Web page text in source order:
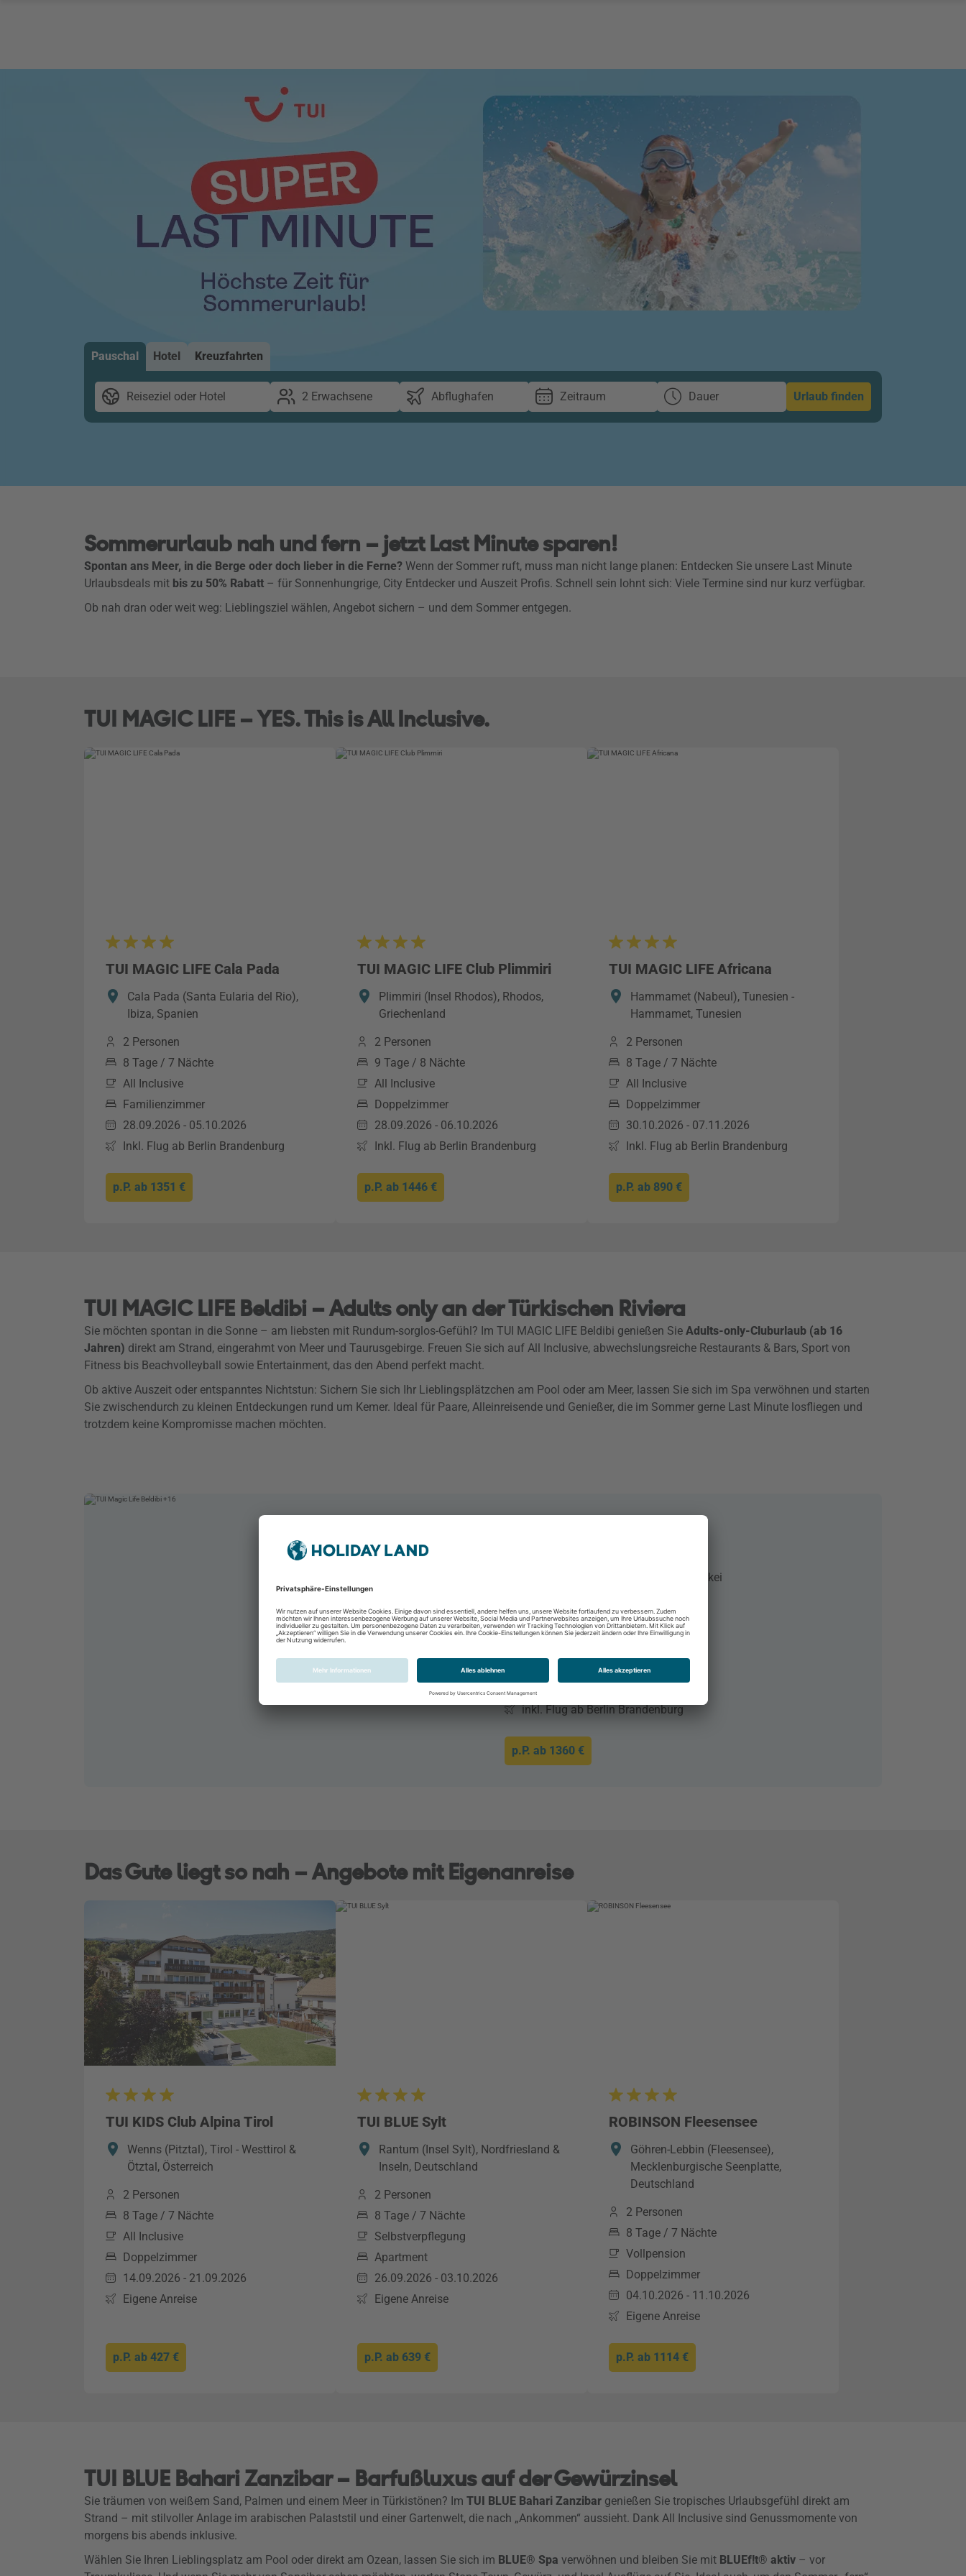
Pauschal Hotel Kreuzfahrten
Reiseziel oder Hotel 2 Erwachsene Abflughafen Zeitraum Dauer Urlaub finden
Sommerurlaub nah und fern – jetzt Last Minute sparen!
Spontan ans Meer, in die Berge oder doch lieber in die Ferne? Wenn der Sommer ruft, muss man nicht lange planen: Entdecken Sie unsere Last Minute
Urlaubsdeals mit bis zu 50% Rabatt – für Sonnenhungrige, City Entdecker und Auszeit Profis. Schnell sein lohnt sich: Viele Termine sind nur kurz verfügbar.
Ob nah dran oder weit weg: Lieblingsziel wählen, Angebot sichern – und dem Sommer entgegen.
TUI MAGIC LIFE – YES. This is All Inclusive.
TUI MAGIC LIFE Cala Pada
Cala Pada (Santa Eularia del Rio),
Ibiza, Spanien
2 Personen
8 Tage / 7 Nächte
All Inclusive
Familienzimmer
28.09.2026 - 05.10.2026
Inkl. Flug ab Berlin Brandenburg
p.P. ab 1351 €
TUI MAGIC LIFE Club Plimmiri
Plimmiri (Insel Rhodos), Rhodos,
Griechenland
2 Personen
9 Tage / 8 Nächte
All Inclusive
Doppelzimmer
28.09.2026 - 06.10.2026
Inkl. Flug ab Berlin Brandenburg
p.P. ab 1446 €
TUI MAGIC LIFE Africana
Hammamet (Nabeul), Tunesien -
Hammamet, Tunesien
2 Personen
8 Tage / 7 Nächte
All Inclusive
Doppelzimmer
30.10.2026 - 07.11.2026
Inkl. Flug ab Berlin Brandenburg
p.P. ab 890 €
TUI MAGIC LIFE Beldibi – Adults only an der Türkischen Riviera
Sie möchten spontan in die Sonne – am liebsten mit Rundum-sorglos-Gefühl? Im TUI MAGIC LIFE Beldibi genießen Sie Adults-only-Cluburlaub (ab 16
Jahren) direkt am Strand, eingerahmt von Meer und Taurusgebirge. Freuen Sie sich auf All Inclusive, abwechslungsreiche Restaurants & Bars, Sport von
Fitness bis Beachvolleyball sowie Entertainment, das den Abend perfekt macht.
Ob aktive Auszeit oder entspanntes Nichtstun: Sichern Sie sich Ihr Lieblingsplätzchen am Pool oder am Meer, lassen Sie sich im Spa verwöhnen und starten
Sie zwischendurch zu kleinen Entdeckungen rund um Kemer. Ideal für Paare, Alleinreisende und Genießer, die im Sommer gerne Last Minute losfliegen und
trotzdem keine Kompromisse machen möchten.
Kemer - Beldibi, Kemer & Beldibi, Türkei
2 Personen
9 Tage / 8 Nächte
06.10.2026 - 14.10.2026
inkl. Flug ab Berlin Brandenburg
p.P. ab 1360 €
Das Gute liegt so nah – Angebote mit Eigenanreise
TUI KIDS Club Alpina Tirol
Wenns (Pitztal), Tirol - Westtirol &
Ötztal, Österreich
2 Personen
8 Tage / 7 Nächte
All Inclusive
Doppelzimmer
14.09.2026 - 21.09.2026
Eigene Anreise
p.P. ab 427 €
TUI BLUE Sylt
Rantum (Insel Sylt), Nordfriesland &
Inseln, Deutschland
2 Personen
8 Tage / 7 Nächte
Selbstverpflegung
Apartment
26.09.2026 - 03.10.2026
Eigene Anreise
p.P. ab 639 €
ROBINSON Fleesensee
Göhren-Lebbin (Fleesensee),
Mecklenburgische Seenplatte,
Deutschland
2 Personen
8 Tage / 7 Nächte
Vollpension
Doppelzimmer
04.10.2026 - 11.10.2026
Eigene Anreise
p.P. ab 1114 €
TUI BLUE Bahari Zanzibar – Barfußluxus auf der Gewürzinsel
Sie träumen von weißem Sand, Palmen und einem Meer in Türkistönen? Im TUI BLUE Bahari Zanzibar genießen Sie tropisches Urlaubsgefühl direkt am
Strand – mit stilvoller Anlage im arabischen Palaststil und einer Gartenwelt, die nach „Ankommen“ aussieht. Dank All Inclusive sind Genussmomente von
morgens bis abends inklusive.
Wählen Sie Ihren Lieblingsplatz am Pool oder direkt am Ozean, lassen Sie sich im BLUE® Spa verwöhnen und bleiben Sie mit BLUEf!t® aktiv – vor